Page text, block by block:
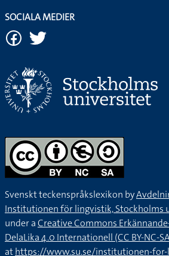
SOCIALA MEDIER
Svenskt teckenspråkslexikon by
Institutionen för lingvistik, Stockholms
under aCreative Commons
DelaLika 4.0 Internationell (CC BY-NC-
athttps://www.su.se/institutionen-